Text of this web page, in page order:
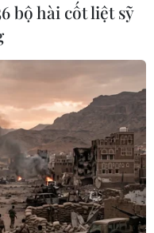
bộ hài cốt liệt sỹ